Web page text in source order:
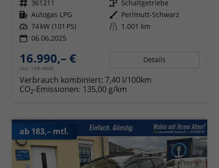
Fahrzeugnr. 361211 Getriebe Schaltgetriebe
Kraftstoff Autogas LPG Außenfarbe Perlmutt-Schwarz
Leistung 74 kW (101 PS) Kilometerstand 1.001 km
06.06.2025
16.990,– €
incl. 19% MwSt.
Details
Verbrauch kombiniert: 7,40 l/100km
CO2-Emissionen: 135,00 g/km
ab 183,– mtl.